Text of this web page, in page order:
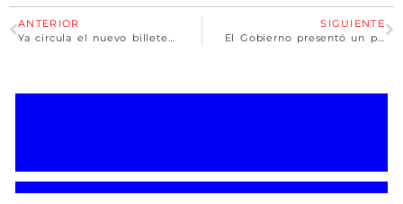
ANTERIOR
Ya circula el nuevo billete de 2000 pesos en bancos y cajeros
SIGUIENTE
El Gobierno presentó un plan de financiamiento para promover Pymes